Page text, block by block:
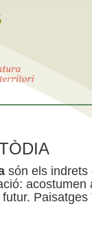
són els indrets